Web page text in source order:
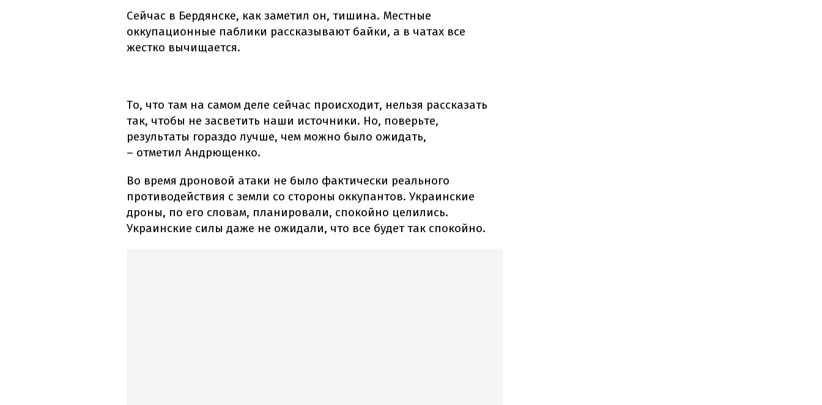
Сейчас в Бердянске, как заметил он, тишина. Местные
оккупационные паблики рассказывают байки, а в чатах все
жестко вычищается.
То, что там на самом деле сейчас происходит, нельзя рассказать
так, чтобы не засветить наши источники. Но, поверьте,
результаты гораздо лучше, чем можно было ожидать,
– отметил Андрющенко.
Во время дроновой атаки не было фактически реального
противодействия с земли со стороны оккупантов. Украинские
дроны, по его словам, планировали, спокойно целились.
Украинские силы даже не ожидали, что все будет так спокойно.